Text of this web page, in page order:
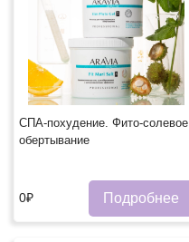
СПА-похудение. Фито-солевое
обертывание
0₽ Подробнее